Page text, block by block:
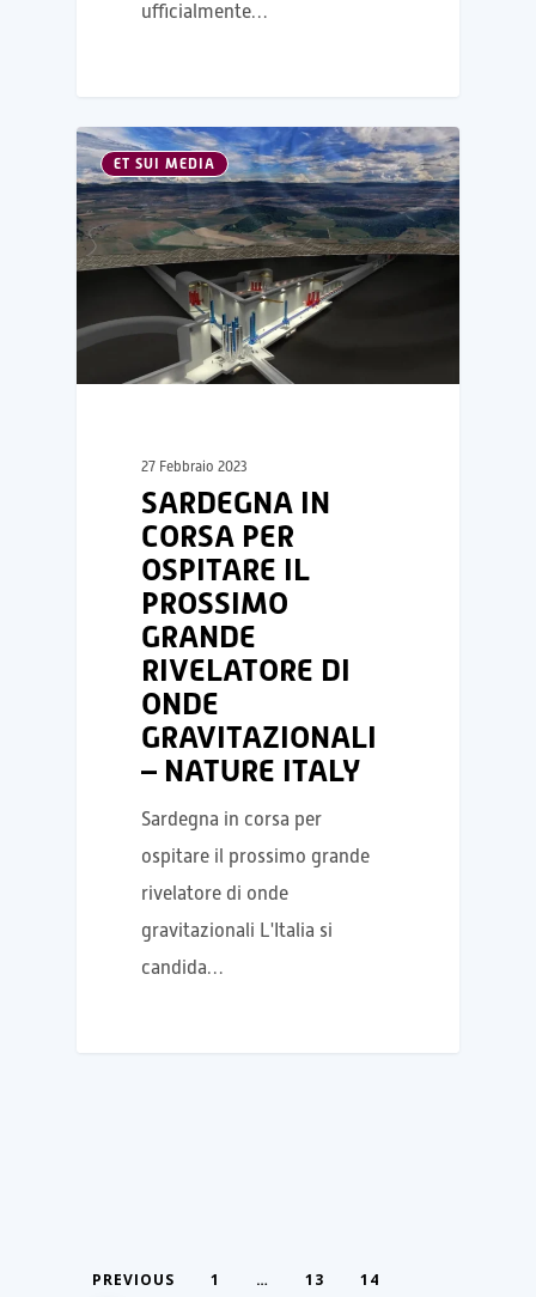
ufficialmente…
ET SUI MEDIA
27 Febbraio 2023
SARDEGNA IN
CORSA PER
OSPITARE IL
PROSSIMO
GRANDE
RIVELATORE DI
ONDE
GRAVITAZIONALI
– NATURE ITALY
Sardegna in corsa per
ospitare il prossimo grande
rivelatore di onde
gravitazionali L'Italia si
candida…
PREVIOUS 1 … 13 14